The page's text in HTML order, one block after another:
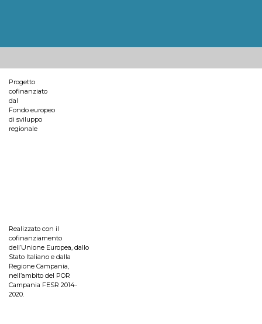
Progetto
cofinanziato
dal
Fondo europeo
di sviluppo
regionale
Realizzato con il
cofinanziamento
dell’Unione Europea, dallo
Stato Italiano e dalla
Regione Campania,
nell’ambito del POR
Campania FESR 2014-
2020.